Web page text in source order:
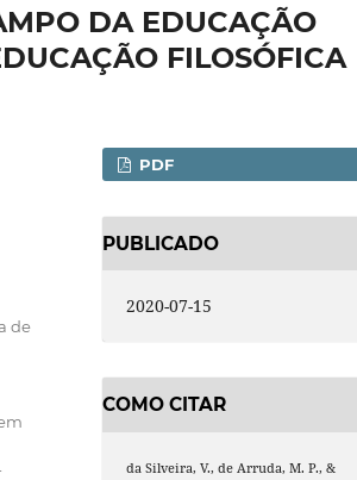
DA EDUCAÇÃO
FILOSÓFICA
de
PDF
PUBLICADO
2020-07-15
COMO CITAR
da Silveira, V., de Arruda, M. P., &